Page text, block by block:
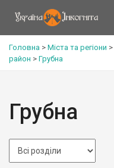
Головна > Міста та регіони >
район > Грубна
Грубна